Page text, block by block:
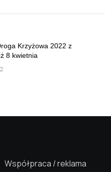
Krzyżowa 2022 z
8 kwietnia
Współpraca / reklama